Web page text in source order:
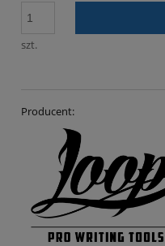
szt.
Producent: